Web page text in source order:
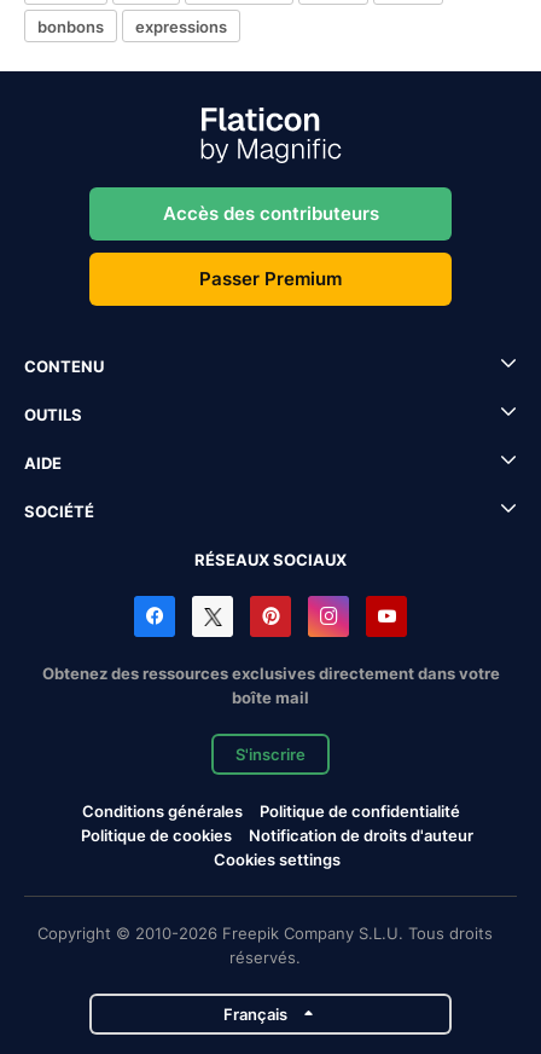
bonbons
expressions
Accès des contributeurs
Passer Premium
CONTENU
OUTILS
AIDE
SOCIÉTÉ
RÉSEAUX SOCIAUX
Obtenez des ressources exclusives directement dans votre
boîte mail
S'inscrire
Conditions générales
Politique de confidentialité
Politique de cookies
Notification de droits d'auteur
Cookies settings
Copyright © 2010-2026 Freepik Company S.L.U. Tous droits
réservés.
Français